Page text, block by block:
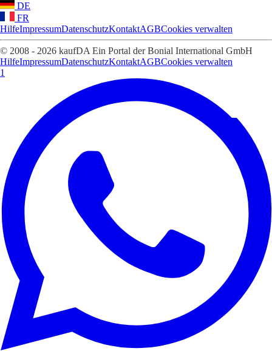
DE
FR
HilfeImpressumDatenschutzKontaktAGBCookies verwalten
© 2008 - 2026 kaufDA Ein Portal der Bonial International GmbH
HilfeImpressumDatenschutzKontaktAGBCookies verwalten
1